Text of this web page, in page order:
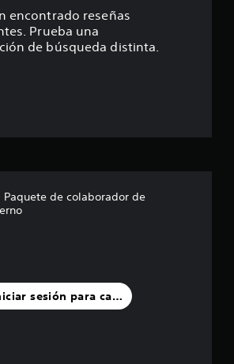
encontrado reseñas
Prueba una
de búsqueda distinta.
Paquete de colaborador de
sesión para calificar